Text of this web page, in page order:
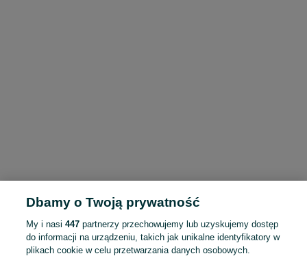
Dbamy o Twoją prywatność
My i nasi447 partnerzy przechowujemy lub uzyskujemy dostęp
do informacji na urządzeniu, takich jak unikalne identyfikatory w
plikach cookie w celu przetwarzania danych osobowych.